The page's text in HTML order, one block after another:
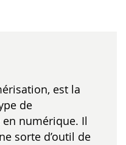
est la
de
numérique. Il
sorte d’outil de